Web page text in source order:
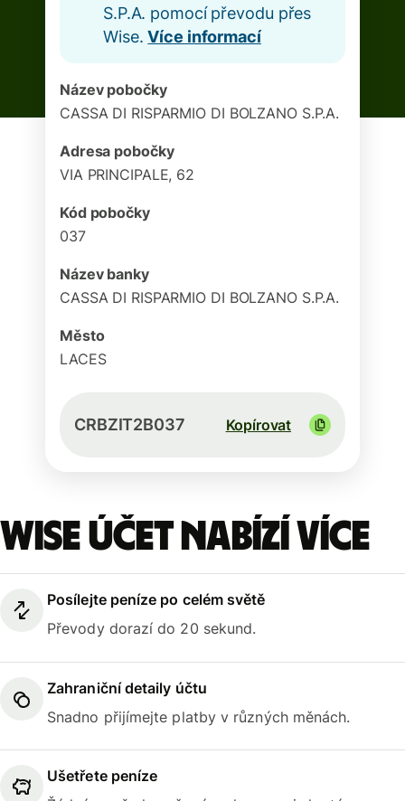
S.P.A. pomocí převodu přes
Wise.Více informací
Název pobočky
CASSA DI RISPARMIO DI BOLZANO S.P.A.
Adresa pobočky
VIA PRINCIPALE, 62
Kód pobočky
037
Název banky
CASSA DI RISPARMIO DI BOLZANO S.P.A.
Město
LACES
CRBZIT2B037 Kopírovat
Wise účet nabízí více
Posílejte peníze po celém světě
Převody dorazí do 20 sekund.
Zahraniční detaily účtu
Snadno přijímejte platby v různých měnách.
Ušetřete peníze